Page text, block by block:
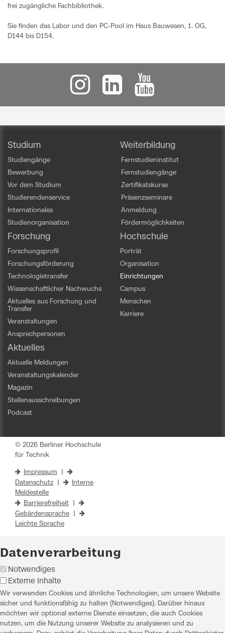
frei zugängliche Fachbibliothek.
Sie finden das Labor und den PC-Pool im Haus Bauwesen, 1. OG,
D144 bis D154.
Studium
Studiengänge
Bewerbung
Vor dem Studium
Studierendenservice
Internationales
Studienorganisation
Weiterbildung
Fernstudieninstitut
Fernstudiengänge
Zertifikatskurse
Präsenzseminare
Anmeldung
Fördermöglichkeiten
Forschung
Forschungsprofil
Forschungsförderung
Technologietransfer
Wissenschaftlicher Nachwuchs
Aktuelles aus Forschung und
Transfer
Veranstaltungen
Ansprechpersonen
Hochschule
Porträt
Organisation
Einrichtungen
Campus
Menschen
Karriere
Aktuelles
Aktuelle Meldungen
Veranstaltungskalender
Magazin
Stellenausschreibungen
Podcast
© 2026 Berliner Hochschule
für Technik
Impressum
Datenschutz
Interne
Meldestelle
Barrierefreiheit
Gebärdensprache
Leichte Sprache
Datenverarbeitung
Notwendiges
Externe Inhalte
Wir verwenden Cookies und ähnliche Technologien, um unsere Website
sicher und funktionsfähig zu halten (Notwendiges). Darüber hinaus
möchten wir optional externe Dienste einsetzen, die auch Cookies
nutzen, um die Nutzung unserer Website zu analysieren und zu